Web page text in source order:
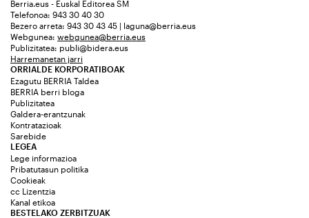
Berria.eus - Euskal Editorea SM
Telefonoa: 943 30 40 30
Bezero arreta: 943 30 43 45 | laguna@berria.eus
Webgunea: webgunea@berria.eus
Publizitatea: publi@bidera.eus
Harremanetan jarri
ORRIALDE KORPORATIBOAK
Ezagutu BERRIA Taldea
BERRIA berri bloga
Publizitatea
Galdera-erantzunak
Kontratazioak
Sarebide
LEGEA
Lege informazioa
Pribatutasun politika
Cookieak
cc Lizentzia
Kanal etikoa
BESTELAKO ZERBITZUAK